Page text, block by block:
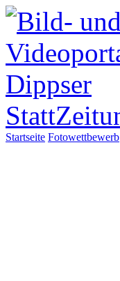
Startseite Fotowettbewerb